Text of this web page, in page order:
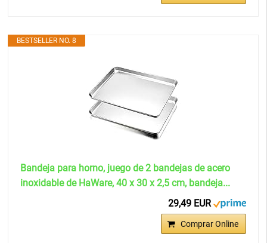
BESTSELLER NO. 8
Bandeja para horno, juego de 2 bandejas de acero
inoxidable de HaWare, 40 x 30 x 2,5 cm, bandeja...
29,49 EUR
Comprar Online